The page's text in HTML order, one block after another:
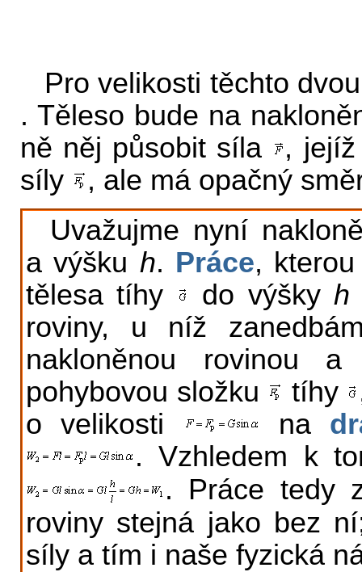
Pro velikosti těchto
. Těleso bude na
ně něj působit síla
,
síly
, ale má opačný
Uvažujme nyní
a výšku h. Práce,
tělesa tíhy
do výškyh
roviny, u níž
nakloněnou rovinou a
pohybovou složku
tíhy
o velikosti
na
. Vzhledem k
. Práce tedy
roviny stejná jako bez
síly a tím i naše fyzická